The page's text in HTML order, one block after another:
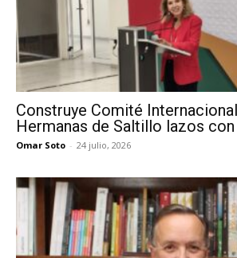
Construye Comité
Hermanas de Saltillo lazos con
Omar Soto - 24 julio, 2026